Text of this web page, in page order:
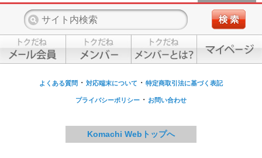
よくある質問 ・ 対応端末について ・ 特定商取引法に基づく表記
プライバシーポリシー ・ お問い合わせ
Komachi Webトップへ